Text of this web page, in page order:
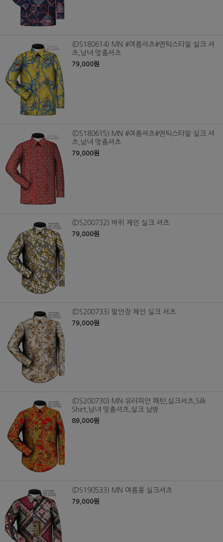
(DS180614) MN #여름셔츠#엔틱스타일 실크 셔
츠,남녀 맞춤셔츠
79,000원
(DS180615) MN #여름셔츠#엔틱스타일 실크 셔
츠,남녀 맞춤셔츠
79,000원
(DS200732) 바퀴 체인 실크 셔츠
79,000원
(DS200733) 말안장 체인 실크 셔츠
79,000원
(DS200730) MN 유러피안 패턴,실크셔츠,Silk
Shirt,남녀 맞춤셔츠,실크 남방
89,000원
(DS190533) MN 여름용 실크셔츠
79,000원